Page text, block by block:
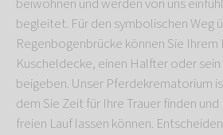
beiwohnen und werden von uns
begleitet. Für den symbolischen Weg
Regenbogenbrücke können Sie Ihrem
Kuscheldecke, einen Halfter oder
beigeben. Unser Pferdekrematorium
dem Sie Zeit für Ihre Trauer finden
freien Lauf lassen können.